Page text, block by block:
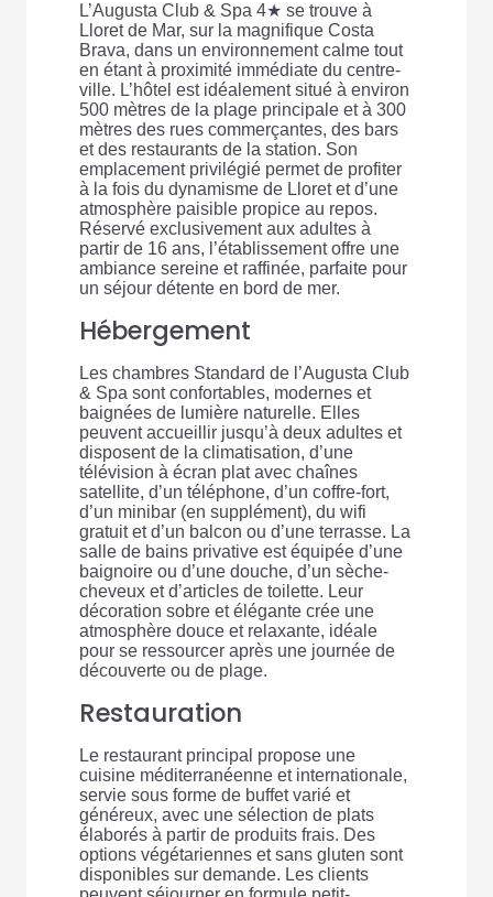
L’Augusta Club & Spa 4★ se trouve à
Lloret de Mar, sur la magnifique Costa
Brava, dans un environnement calme tout
en étant à proximité immédiate du centre-
ville. L’hôtel est idéalement situé à environ
500 mètres de la plage principale et à 300
mètres des rues commerçantes, des bars
et des restaurants de la station. Son
emplacement privilégié permet de profiter
à la fois du dynamisme de Lloret et d’une
atmosphère paisible propice au repos.
Réservé exclusivement aux adultes à
partir de 16 ans, l’établissement offre une
ambiance sereine et raffinée, parfaite pour
un séjour détente en bord de mer.
Hébergement
Les chambres Standard de l’Augusta Club
& Spa sont confortables, modernes et
baignées de lumière naturelle. Elles
peuvent accueillir jusqu’à deux adultes et
disposent de la climatisation, d’une
télévision à écran plat avec chaînes
satellite, d’un téléphone, d’un coffre-fort,
d’un minibar (en supplément), du wifi
gratuit et d’un balcon ou d’une terrasse. La
salle de bains privative est équipée d’une
baignoire ou d’une douche, d’un sèche-
cheveux et d’articles de toilette. Leur
décoration sobre et élégante crée une
atmosphère douce et relaxante, idéale
pour se ressourcer après une journée de
découverte ou de plage.
Restauration
Le restaurant principal propose une
cuisine méditerranéenne et internationale,
servie sous forme de buffet varié et
généreux, avec une sélection de plats
élaborés à partir de produits frais. Des
options végétariennes et sans gluten sont
disponibles sur demande. Les clients